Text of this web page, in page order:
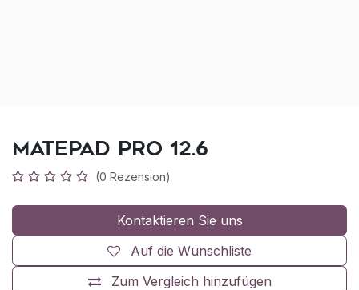
MatePad Pro 12.6
(0 Rezension)
Kontaktieren Sie uns
Zum Vergleich hinzufügen
Auf die Wunschliste